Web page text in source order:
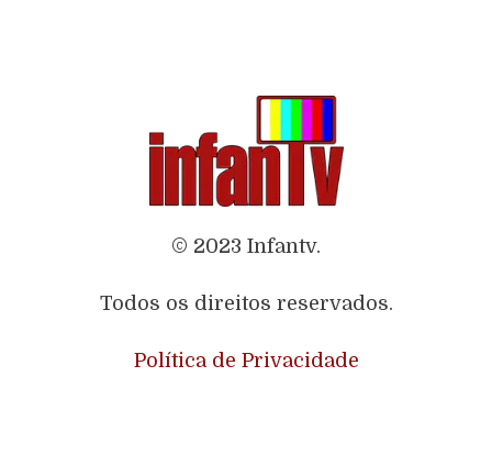
© 2023 Infantv.
Todos os direitos reservados.
Política de Privacidade